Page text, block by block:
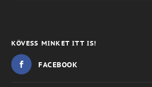
KÖVESS MINKET ITT IS!
FACEBOOK